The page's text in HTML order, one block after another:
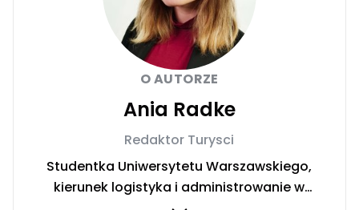
O AUTORZE
Ania Radke
Redaktor Turysci
Studentka Uniwersytetu Warszawskiego,
kierunek logistyka i administrowanie w